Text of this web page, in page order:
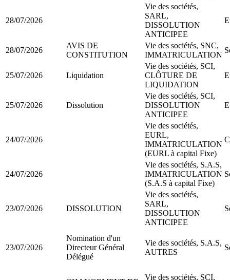
28/07/2026
Vie des sociétés,
SARL,
DISSOLUTION
ANTICIPEE
28/07/2026
AVIS DE
CONSTITUTION
Vie des sociétés, SNC,
IMMATRICULATION
25/07/2026 Liquidation
Vie des sociétés, SCI,
CLÔTURE DE
LIQUIDATION
25/07/2026 Dissolution
Vie des sociétés, SCI,
DISSOLUTION
ANTICIPEE
24/07/2026
Vie des sociétés,
EURL,
IMMATRICULATION
(EURL à capital Fixe)
24/07/2026
Vie des sociétés, S.A.S,
IMMATRICULATION
(S.A.S à capital Fixe)
23/07/2026 DISSOLUTION
Vie des sociétés,
SARL,
DISSOLUTION
ANTICIPEE
23/07/2026
Nomination d'un
Directeur Général
Délégué
Vie des sociétés, S.A.S,
AUTRES
Vie des sociétés, SCI,